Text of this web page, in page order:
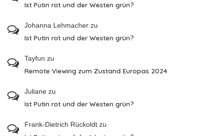
Ist Putin rot und der Westen grün?
Johanna Lehmacher zu
Ist Putin rot und der Westen grün?
Tayfun zu
Remote Viewing zum Zustand Europas 2024
Juliane zu
Ist Putin rot und der Westen grün?
Frank-Dietrich Rückoldt zu